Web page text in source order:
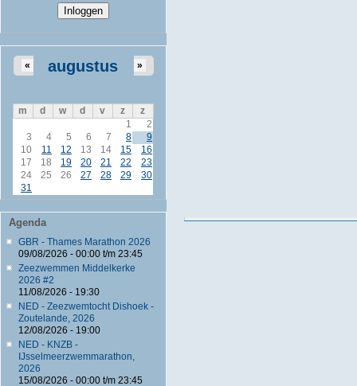
augustus
« »
m d w d v z
z
1
2
3
4 5 6 7 8
9
10
11 12 13 14 15
16
17
18 19 20 21 22
23
24
25 26 27 28 29
30
31
Agenda
GBR - Thames Marathon 2026
09/08/2026 - 00:00t/m 23:45
Zeezwemmen Middelkerke
2026 #2
11/08/2026 - 19:30
NED - Zeezwemtocht Dishoek -
Zoutelande, 2026
12/08/2026 - 19:00
NED - KNZB -
IJsselmeerzwemmarathon,
2026
15/08/2026 - 00:00t/m 23:45